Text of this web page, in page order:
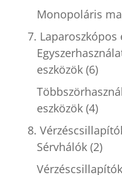
Monopoláris
7. Laparoszkópos
eszközök (6)
eszközök (4)
8.
Sérvhálók (2)
Vérzéscsillapítók